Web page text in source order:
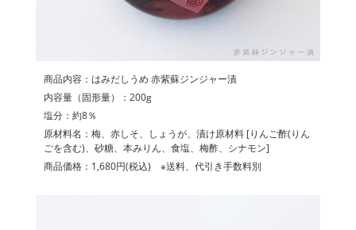
商品内容：はみだしうめ 赤紫蘇ジンジャー漬
内容量（固形量）：200g
塩分：約8％
原材料名：梅、赤しそ、しょうが、漬け原材料 [りんご酢(りん
ごを含む)、砂糖、本みりん、食塩、梅酢、シナモン]
商品価格：1,680円(税込) ※送料、代引き手数料別